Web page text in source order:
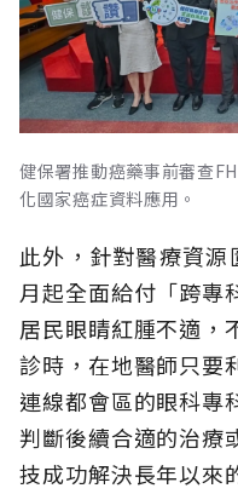
健保署推動癌藥事前審查
化國家癌症資料應用。
此外，針對醫療資
月起全面給付「跨專
居民眼睛紅腫不適，
診時，在地醫師只要
連線都會區的眼科專
判斷後續合適的治療
技成功解決長年以來